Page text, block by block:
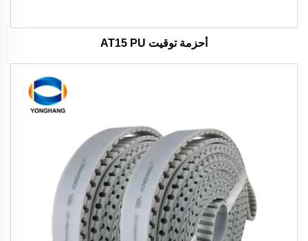
أحزمة توقيت AT15 PU